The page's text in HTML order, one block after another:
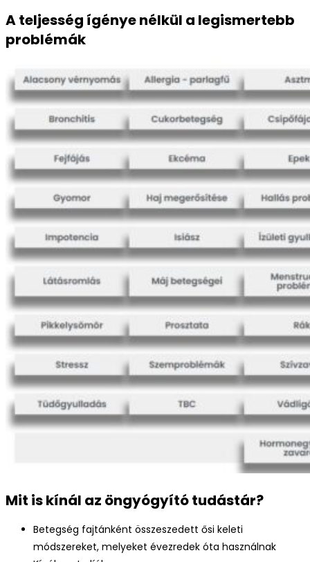
A teljesség ígénye nélkül a legismertebb
problémák
Mit is kínál az öngyógyító tudástár?
Betegség fajtánként összeszedett ősi keleti
módszereket, melyeket évezredek óta használnak